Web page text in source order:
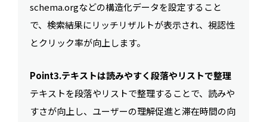
schema.orgなどの構造化データを設定すること
で、検索結果にリッチリザルトが表示され、視認性
とクリック率が向上します。
Point3.テキストは読みやすく段落やリストで整理
テキストを段落やリストで整理することで、読みや
すさが向上し、ユーザーの理解促進と滞在時間の向